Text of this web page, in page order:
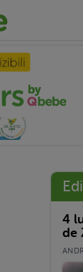
Sănătoase
4
de